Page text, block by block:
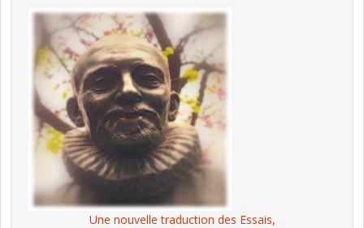
Une nouvelle traduction des Essais,